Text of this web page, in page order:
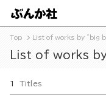
Top List of works by "big
List of works
Titles
1